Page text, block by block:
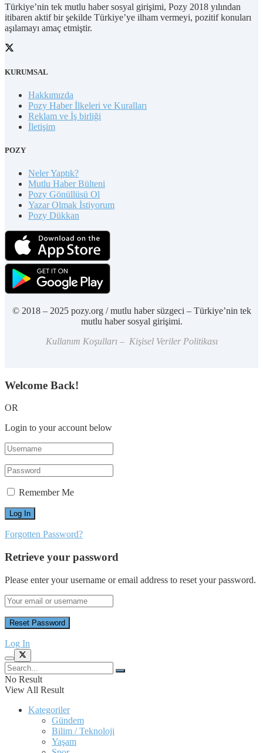
Türkiye’nin tek mutlu haber sosyal girişimi, Pozy 2018 yılından
itibaren aktif bir şekilde Türkiye’ye ilham vermeyi, pozitif konuları
aşılamayı amaç etmiştir.
KURUMSAL
Hakkımızda
Pozy Haber İlkeleri ve Kuralları
Reklam ve İş birliği
İletişim
POZY
Neler Yaptık?
Mutlu Haber Bülteni
Pozy Gönüllüsü Ol
Yazar Olmak İstiyorum
Pozy Dükkan
© 2018 – 2025 pozy.org / mutlu haber süzgeci – Türkiye’nin tek
mutlu haber sosyal girişimi.
Kullanım Koşulları – Kişisel Veriler Politikası
Welcome Back!
OR
Login to your account below
Remember Me
Forgotten Password?
Retrieve your password
Please enter your username or email address to reset your password.
Log In
No Result
View All Result
Kategoriler
Gündem
Bilim / Teknoloji
Yaşam